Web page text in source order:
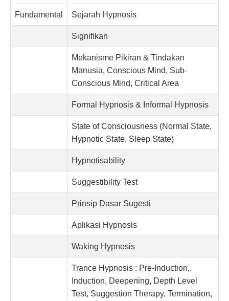
Fundamental Sejarah Hypnosis
Signifikan
Mekanisme Pikiran & Tindakan
Manusia, Conscious Mind, Sub-
Conscious Mind, Critical Area
Formal Hypnosis & Informal Hypnosis
State of Consciousness (Normal State,
Hypnotic State, Sleep State)
Hypnotisability
Suggestibility Test
Prinsip Dasar Sugesti
Aplikasi Hypnosis
Waking Hypnosis
Trance Hypnosis : Pre-Induction,.
Induction, Deepening, Depth Level
Test, Suggestion Therapy, Termination,